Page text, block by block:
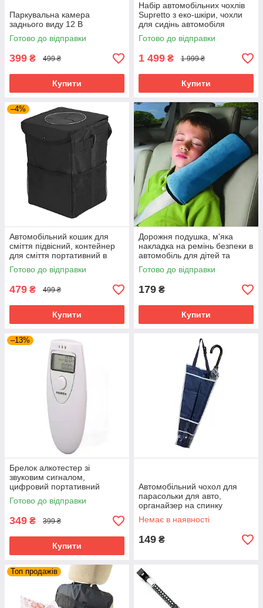
Паркувальна камера
заднього виду 12 В
Готово до відправки
399 ₴ 499 ₴
Купити
Набір автомобільних чохлів
Supretto з еко-шкіри, чохли
для сидінь автомобіля
універсальні, Чорний
Готово до відправки
1 499 ₴ 1 999 ₴
Купити
–4%
Автомобільний кошик для
сміття підвісний, контейнер
для сміття портативний в
машину, смітник для авто
Готово до відправки
479 ₴ 499 ₴
Купити
Дорожня подушка, м'яка
накладка на ремінь безпеки в
автомобіль для дітей та
дорослих
Готово до відправки
179 ₴
Купити
–13%
Брелок алкотестер зі
звуковим сигналом,
цифровий портативний
драгер, кишеньковий
алкометр
Готово до відправки
349 ₴ 399 ₴
Купити
Автомобільний чохол для
парасольки для авто,
органайзер на спинку
сидіння автокрісла, синій
Немає в наявності
149 ₴
Топ продажів